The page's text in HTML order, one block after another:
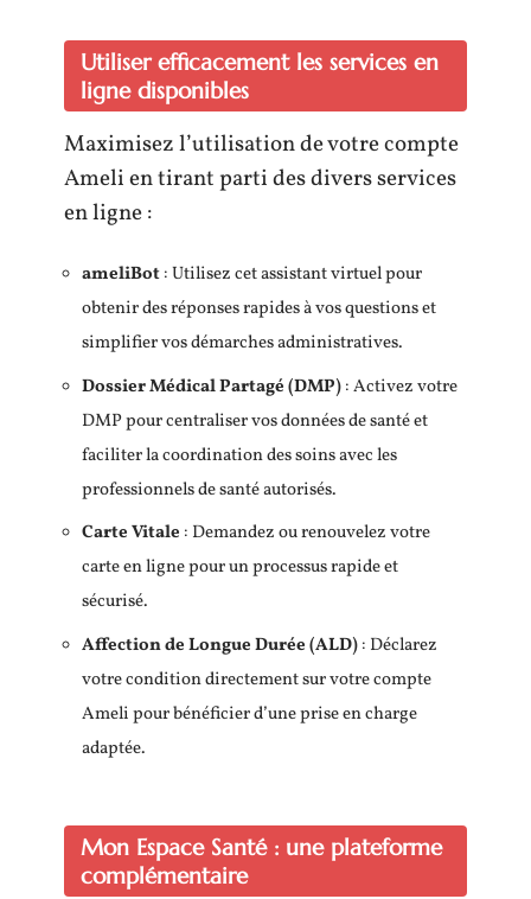
Utiliser efficacement les services en
ligne disponibles
Maximisez l’utilisation de votre compte
Ameli en tirant parti des divers services
en ligne :
ameliBot: Utilisez cet assistant virtuel pour
obtenir des réponses rapides à vos questions et
simplifier vos démarches administratives.
Dossier Médical Partagé (DMP): Activez votre
DMP pour centraliser vos données de santé et
faciliter la coordination des soins avec les
professionnels de santé autorisés.
Carte Vitale : Demandez ou renouvelez votre
carte en ligne pour un processus rapide et
sécurisé.
Affection de Longue Durée (ALD): Déclarez
votre condition directement sur votre compte
Ameli pour bénéficier d’une prise en charge
adaptée.
Mon Espace Santé : une plateforme
complémentaire